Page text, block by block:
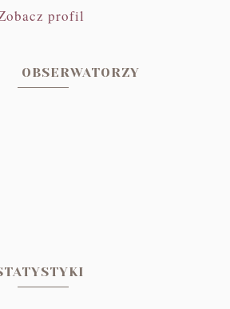
profil
OBSERWATORZY